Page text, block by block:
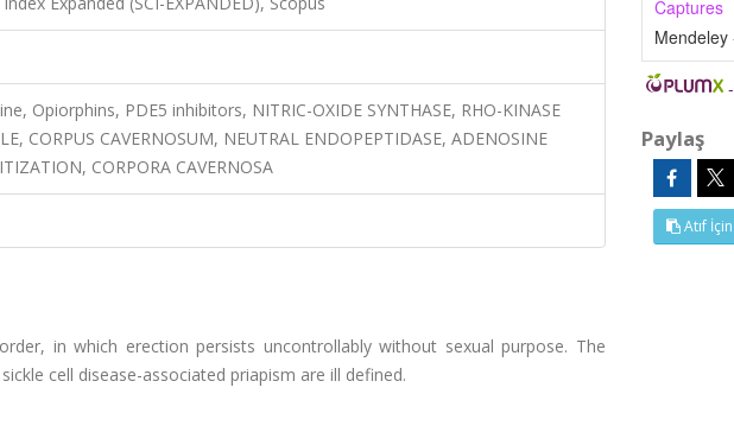
Opiorphins, PDE5 inhibitors, NITRIC-OXIDE SYNTHASE, RHO-KINASE
CORPUS CAVERNOSUM, NEUTRAL ENDOPEPTIDASE, ADENOSINE
CORPORA CAVERNOSA
in which erection persists uncontrollably without sexual purpose. The
cell disease-associated priapism are ill defined.
Captures
Mendeley
Paylaş
Atıf